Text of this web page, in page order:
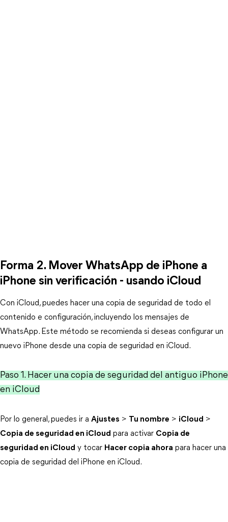
Forma 2. Mover WhatsApp de iPhone a
iPhone sin verificación - usando iCloud
Con iCloud, puedes hacer una copia de seguridad de todo el
contenido e configuración, incluyendo los mensajes de
WhatsApp. Este método se recomienda si deseas configurar un
nuevo iPhone desde una copia de seguridad en iCloud.
Paso 1. Hacer una copia de seguridad del antiguo iPhone
en iCloud
Por lo general, puedes ir a Ajustes > Tu nombre > iCloud >
Copia de seguridad en iCloud para activar Copia de
seguridad en iCloud y tocar Hacer copia ahora para hacer una
copia de seguridad del iPhone en iCloud.